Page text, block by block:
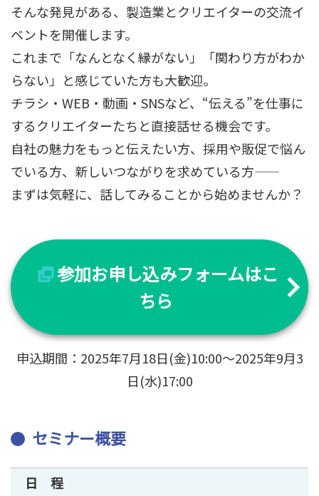
そんな発見がある、製造業とクリエイターの交流イ
ベントを開催します。
これまで「なんとなく縁がない」「関わり方がわか
らない」と感じていた方も大歓迎。
チラシ・WEB・動画・SNSなど、“伝える”を仕事に
するクリエイターたちと直接話せる機会です。
自社の魅力をもっと伝えたい方、採用や販促で悩ん
でいる方、新しいつながりを求めている方――
まずは気軽に、話してみることから始めませんか？
参加お申し込みフォームはこ
ちら
申込期間：2025年7月18日(金)10:00～2025年9月3
日(水)17:00
セミナー概要
日 程